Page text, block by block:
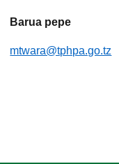
Barua pepe
mtwara@tphpa.go.tz